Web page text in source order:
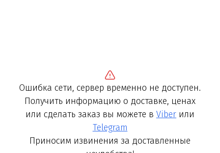
Ошибка сети, сервер временно не доступен.
Получить информацию о доставке, ценах
или сделать заказ вы можете в Viber или
Telegram
Приносим извинения за доставленные